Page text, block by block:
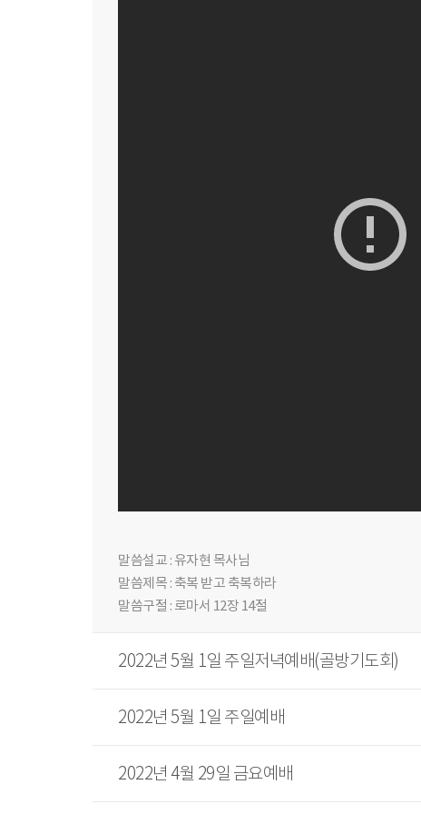
말씀설교 : 유자현 목사님
말씀제목 : 축복 받고 축복하라
말씀구절 : 로마서 12장 14절
2022년 5월 1일 주일저녁예배(골방기도회)
2022년 5월 1일 주일예배
2022년 4월 29일 금요예배